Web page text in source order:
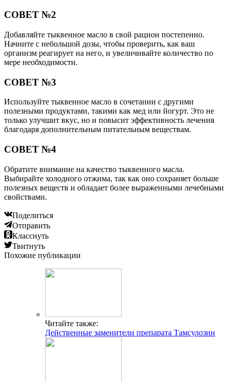
СОВЕТ №2
Добавляйте тыквенное масло в свой рацион постепенно.
Начните с небольшой дозы, чтобы проверить, как ваш
организм реагирует на него, и увеличивайте количество по
мере необходимости.
СОВЕТ №3
Используйте тыквенное масло в сочетании с другими
полезными продуктами, такими как мед или йогурт. Это не
только улучшит вкус, но и повысит эффективность лечения
благодаря дополнительным питательным веществам.
СОВЕТ №4
Обратите внимание на качество тыквенного масла.
Выбирайте холодного отжима, так как оно сохраняет больше
полезных веществ и обладает более выраженными лечебными
свойствами.
Поделиться
Отправить
Класснуть
Твитнуть
Похожие публикации
Читайте также:
Действенные заменители препарата Тамсулозин